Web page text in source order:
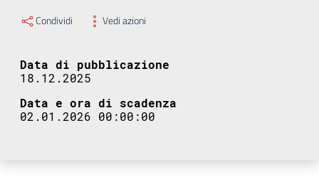
Condividi Vedi azioni
Data di pubblicazione
18.12.2025
Data e ora di scadenza
02.01.2026 00:00:00